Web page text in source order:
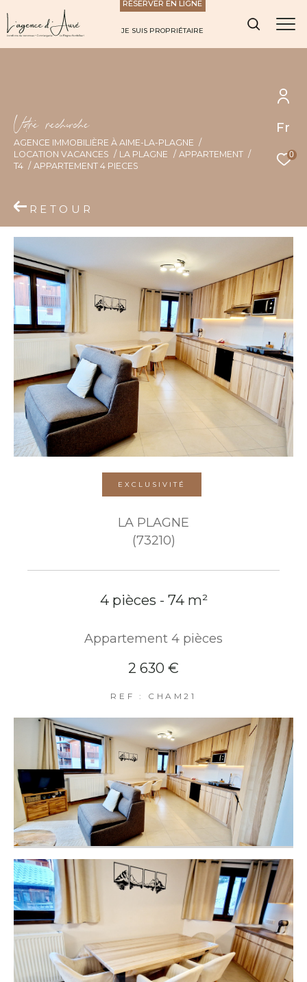
Fr
0
RÉSERVER EN LIGNE
JE SUIS PROPRIÉTAIRE
Vore recece
AGENCE IMMOBILIÈRE À AIME-LA-PLAGNE
LOCATION VACANCES
LA PLAGNE
APPARTEMENT
T4
APPARTEMENT 4 PIECES
RETOUR
EXCLUSIVITÉ
LA PLAGNE
(73210)
4 pièces - 74 m²
Appartement 4 pièces
2 630 €
REF : CHAM21